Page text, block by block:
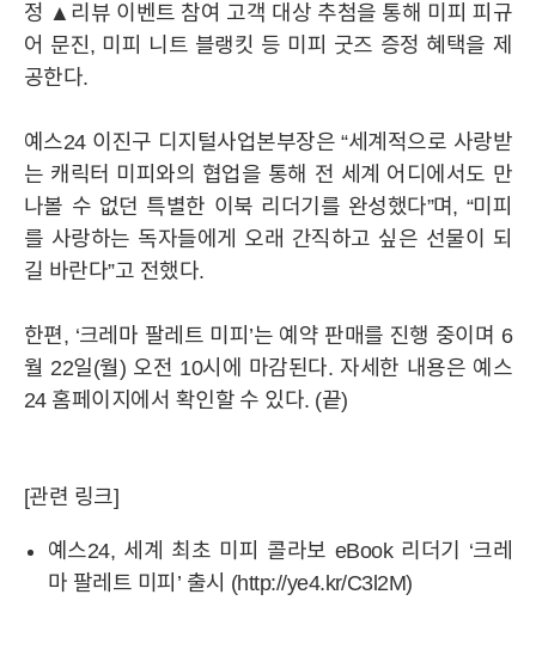
정 ▲리뷰 이벤트 참여 고객 대상 추첨을 통해 미피 피규
어 문진, 미피 니트 블랭킷 등 미피 굿즈 증정 혜택을 제
공한다.
예스24 이진구 디지털사업본부장은 “세계적으로 사랑받
는 캐릭터 미피와의 협업을 통해 전 세계 어디에서도 만
나볼 수 없던 특별한 이북 리더기를 완성했다”며, “미피
를 사랑하는 독자들에게 오래 간직하고 싶은 선물이 되
길 바란다”고 전했다.
한편, ‘크레마 팔레트 미피’는 예약 판매를 진행 중이며 6
월 22일(월) 오전 10시에 마감된다. 자세한 내용은 예스
24 홈페이지에서 확인할 수 있다. (끝)
[관련 링크]
예스24, 세계 최초 미피 콜라보 eBook 리더기 ‘크레
마 팔레트 미피’ 출시 (http://ye4.kr/C3l2M)